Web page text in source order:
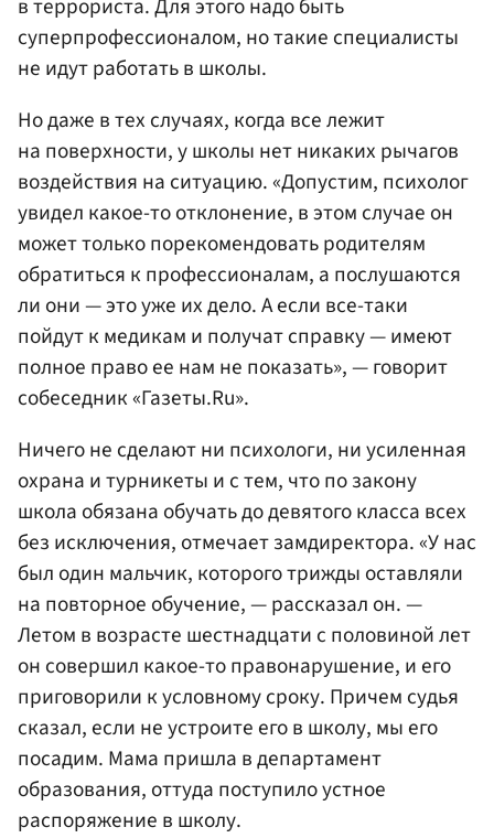
в террориста. Для этого надо быть
суперпрофессионалом, но такие специалисты
не идут работать в школы.
Но даже в тех случаях, когда все лежит
на поверхности, у школы нет никаких рычагов
воздействия на ситуацию. «Допустим, психолог
увидел какое-то отклонение, в этом случае он
может только порекомендовать родителям
обратиться к профессионалам, а послушаются
ли они — это уже их дело. А если все-таки
пойдут к медикам и получат справку — имеют
полное право ее нам не показать», — говорит
собеседник «Газеты.Ru».
Ничего не сделают ни психологи, ни усиленная
охрана и турникеты и с тем, что по закону
школа обязана обучать до девятого класса всех
без исключения, отмечает замдиректора. «У нас
был один мальчик, которого трижды оставляли
на повторное обучение, — рассказал он. —
Летом в возрасте шестнадцати с половиной лет
он совершил какое-то правонарушение, и его
приговорили к условному сроку. Причем судья
сказал, если не устроите его в школу, мы его
посадим. Мама пришла в департамент
образования, оттуда поступило устное
распоряжение в школу.